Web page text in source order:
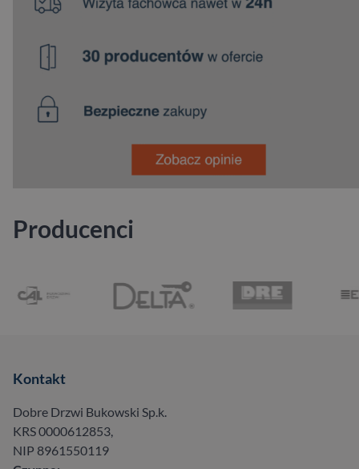
Producenci
Kontakt
Dobre Drzwi Bukowski Sp.k.
KRS 0000612853,
NIP 8961550119